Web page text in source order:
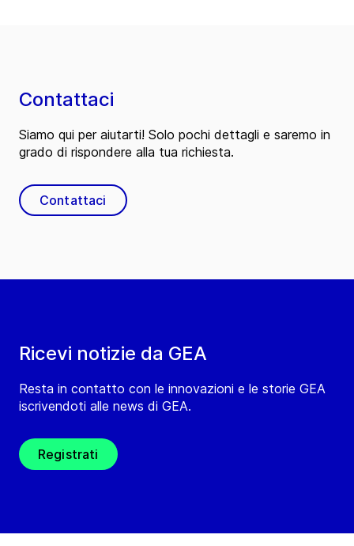
Ricevi notizie da GEA
Resta in contatto con le innovazioni e le storie GEA
iscrivendoti alle news di GEA.
Registrati
Contattaci
Siamo qui per aiutarti! Solo pochi dettagli e saremo in
grado di rispondere alla tua richiesta.
Contattaci